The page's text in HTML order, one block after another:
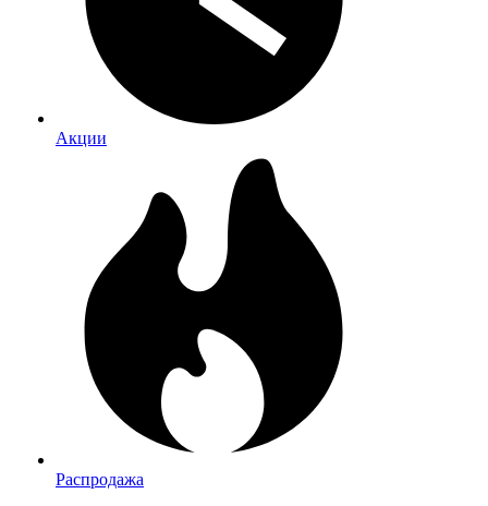
Акции
Распродажа